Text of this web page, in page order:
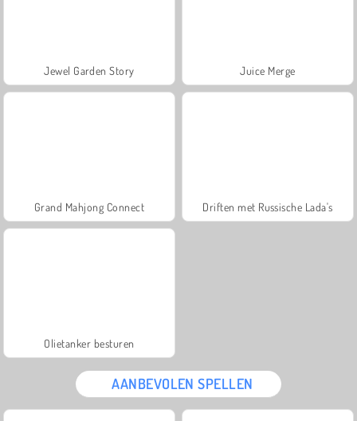
Jewel Garden Story Juice Merge
Grand Mahjong Connect Driften met Russische Lada's
Olietanker besturen
AANBEVOLEN SPELLEN